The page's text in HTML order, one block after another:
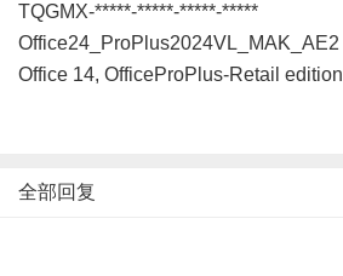
TQGMX-*****-*****-*****-*****
Office24_ProPlus2024VL_MAK_AE2
Office 14, OfficeProPlus-Retail edition
全部回复